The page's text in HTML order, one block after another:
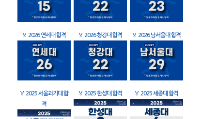
🏅 2026 연세대 합격 🏅 2026 청강대 합격 🏅 2026 남서울대 합격
🏅 2025 서울과기대 합
격
🏅 2025 한성대 합격 🏅 2025 세종대 합격